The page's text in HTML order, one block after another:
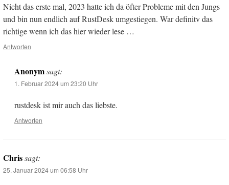
Nicht das erste mal, 2023 hatte ich da öfter Probleme mit den Jungs
und bin nun endlich auf RustDesk umgestiegen. War definitv das
richtige wenn ich das hier wieder lese …
Antworten
Anonym sagt:
1. Februar 2024 um 23:20 Uhr
rustdesk ist mir auch das liebste.
Antworten
Chrissagt:
25. Januar 2024 um 06:58 Uhr